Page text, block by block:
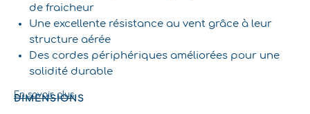
de fraicheur
Une excellente résistance au vent grâce à leur
structure aérée
Des cordes périphériques améliorées pour une
solidité durable
En savoir plus
DIMENSIONS
QUANTITÉ